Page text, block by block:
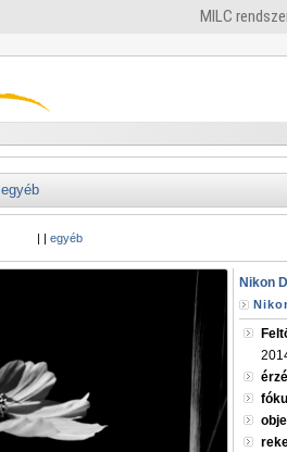
MILC
egyéb
| | egyéb
Nikon